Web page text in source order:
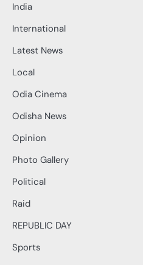
India
International
Latest News
Local
Odia Cinema
Odisha News
Opinion
Photo Gallery
Political
Raid
REPUBLIC DAY
Sports